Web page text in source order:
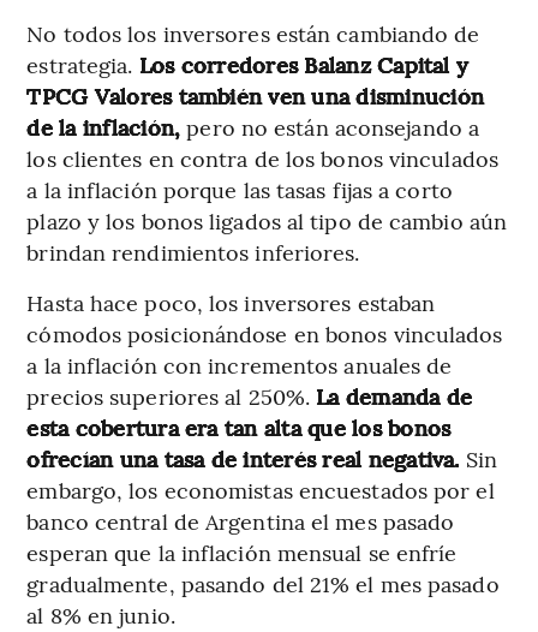
No todos los inversores están cambiando de
estrategia. Los corredores Balanz Capital y
TPCG Valores también ven una disminución
de la inflación, pero no están aconsejando a
los clientes en contra de los bonos vinculados
a la inflación porque las tasas fijas a corto
plazo y los bonos ligados al tipo de cambio aún
brindan rendimientos inferiores.
Hasta hace poco, los inversores estaban
cómodos posicionándose en bonos vinculados
a la inflación con incrementos anuales de
precios superiores al 250%. La demanda de
esta cobertura era tan alta que los bonos
ofrecían una tasa de interés real negativa. Sin
embargo, los economistas encuestados por el
banco central de Argentina el mes pasado
esperan que la inflación mensual se enfríe
gradualmente, pasando del 21% el mes pasado
al 8% en junio.